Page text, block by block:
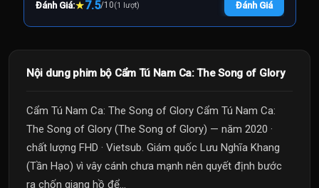
Đánh Giá:★7.5/10(1 lượt) Đánh Giá
Nội dung phim bộ Cẩm Tú Nam Ca: The Song of Glory
Cẩm Tú Nam Ca: The Song of Glory Cẩm Tú Nam Ca:
The Song of Glory (The Song of Glory) — năm 2020 ·
chất lượng FHD · Vietsub. Giám quốc Lưu Nghĩa Khang
(Tần Hạo) vì vây cánh chưa mạnh nên quyết định bước
ra chốn giang hồ để...